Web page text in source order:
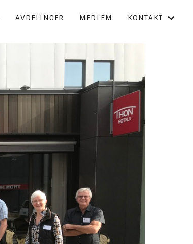
AVDELINGER MEDLEM KONTAKT
FORBUNDSSTYRET